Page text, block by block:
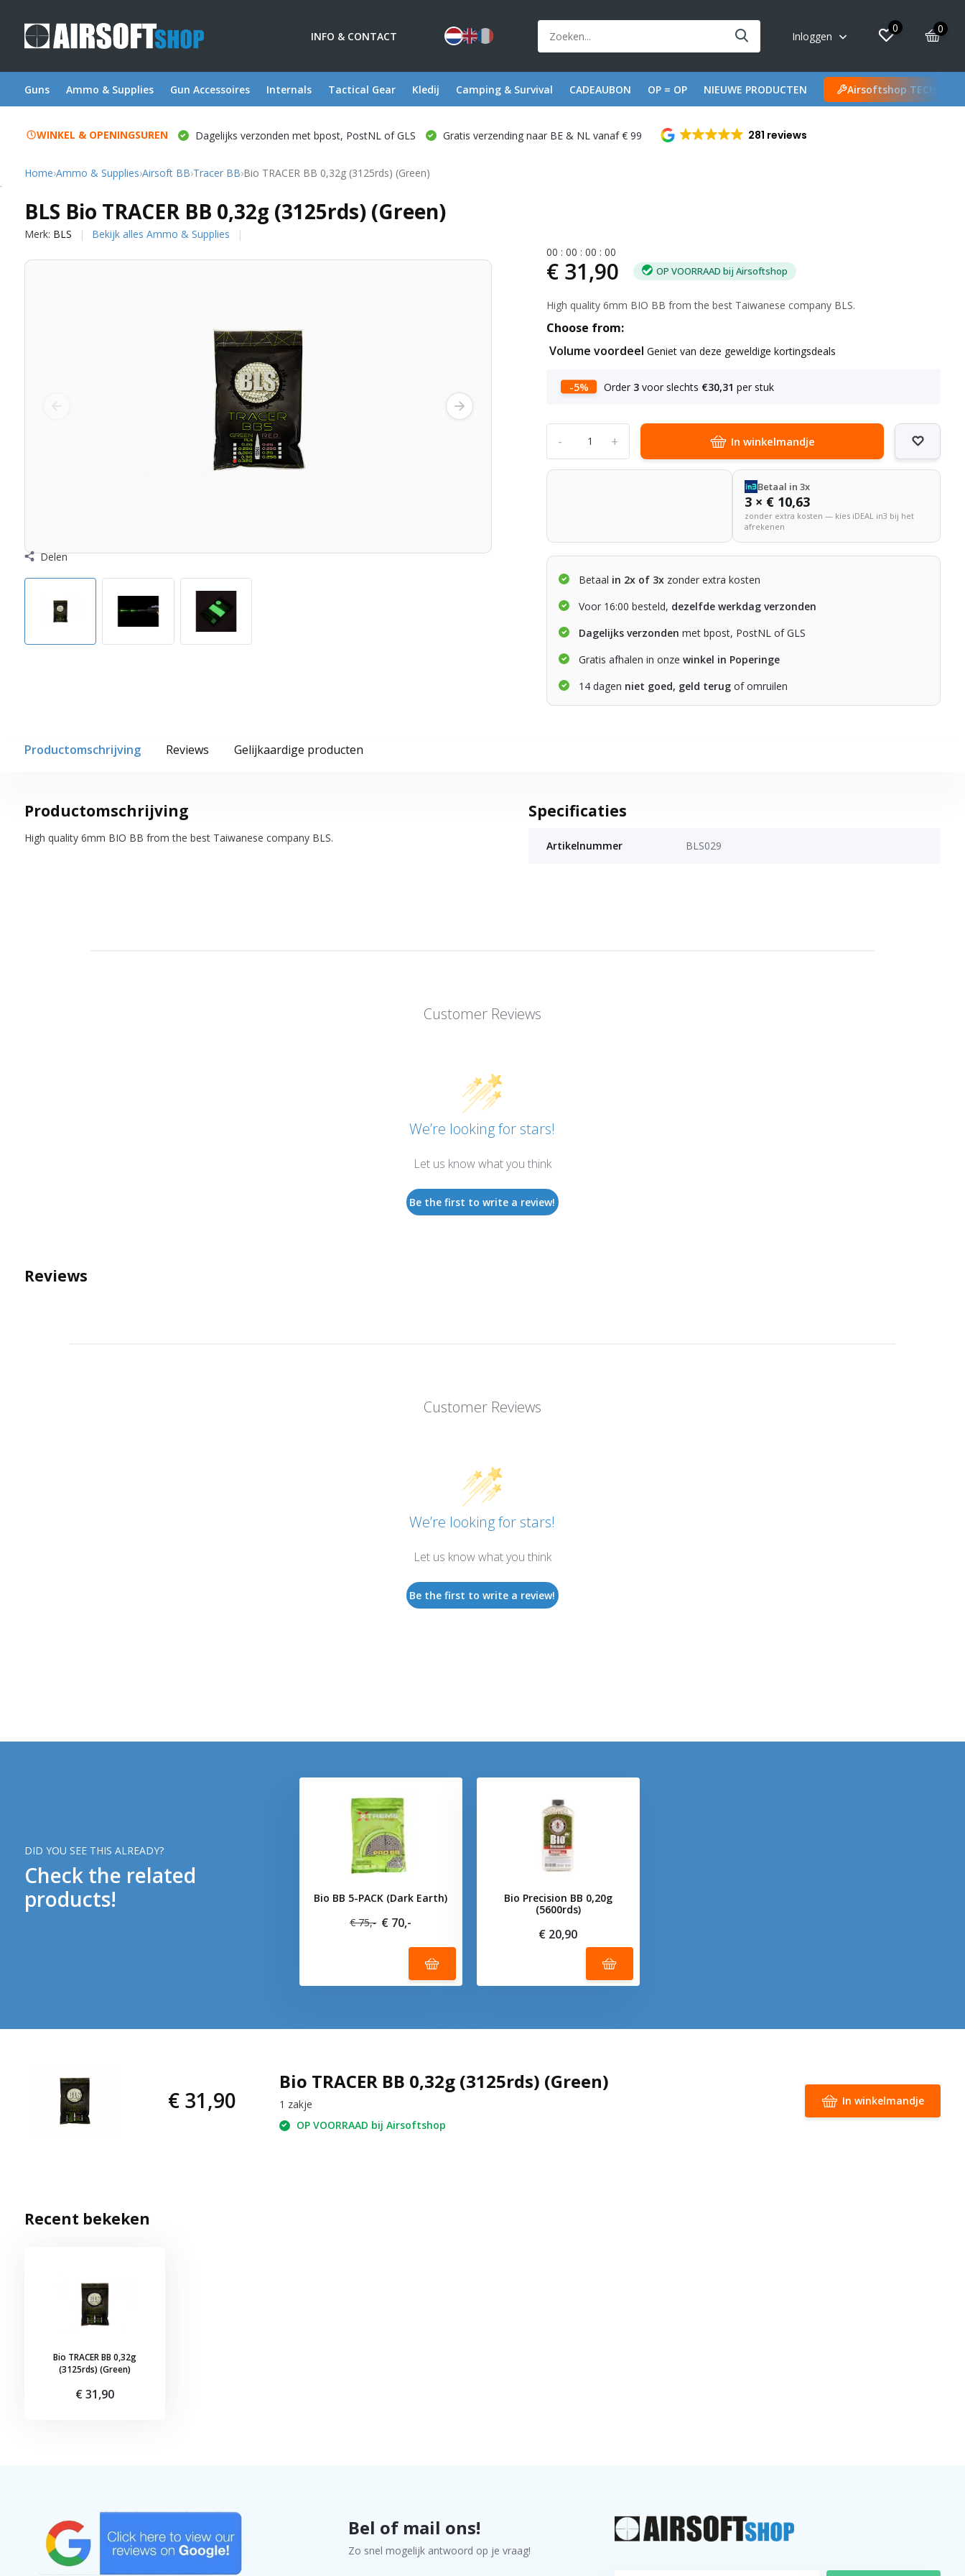
INFO & CONTACT Inloggen
0 0
Guns Ammo & Supplies Gun Accessoires Internals Tactical Gear Kledij Camping & Survival CADEAUBON OP = OP NIEUWE PRODUCTEN Airsoftshop TECH
WINKEL & OPENINGSUREN Dagelijks verzonden met bpost, PostNL of GLS Gratis verzending naar BE & NL vanaf € 99 281 reviews
Home›Ammo & Supplies›Airsoft BB›Tracer BB›Bio TRACER BB 0,32g (3125rds) (Green)
BLS Bio TRACER BB 0,32g (3125rds) (Green)
Merk: BLS Bekijk alles Ammo & Supplies
Delen
00 :00 :00 :00
€ 31,90 OP VOORRAAD bij Airsoftshop
High quality 6mm BIO BB from the best Taiwanese company BLS.
Choose from:
Volume voordeelGeniet van deze geweldige kortingsdeals
-5% Order 3 voor slechts €30,31 per stuk
+
- In winkelmandje
Betaal in 3x
3 × € 10,63
zonder extra kosten — kies iDEAL in3 bij het
afrekenen
Betaal in 2x of 3x zonder extra kosten
Voor 16:00 besteld, dezelfde werkdag verzonden
Dagelijks verzonden met bpost, PostNL of GLS
Gratis afhalen in onzewinkel in Poperinge
14 dagen niet goed, geld terug of omruilen
Productomschrijving Reviews Gelijkaardige producten
Productomschrijving
High quality 6mm BIO BB from the best Taiwanese company BLS.
Specificaties
Artikelnummer BLS029
Customer Reviews
We’re looking for stars!
Let us know what you think
Be the first to write a review!
Reviews
Customer Reviews
We’re looking for stars!
Let us know what you think
Be the first to write a review!
DID YOU SEE THIS ALREADY?
Check the related
products!
Bio BB 5-PACK (Dark Earth)
€ 75,- € 70,-
Bio Precision BB 0,20g
(5600rds)
€ 20,90
€ 31,90
Bio TRACER BB 0,32g (3125rds) (Green)
1 zakje
OP VOORRAAD bij Airsoftshop
In winkelmandje
Recent bekeken
Bio TRACER BB 0,32g
(3125rds) (Green)
€ 31,90
Bel of mail ons!
Zo snel mogelijk antwoord op je vraag!